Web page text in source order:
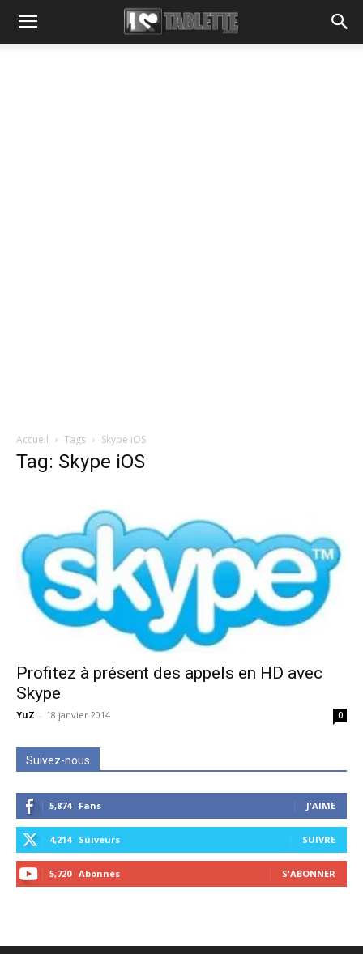
Accueil Tags Skype iOS
Tag: Skype iOS
Profitez à présent des appels en HD avec
Skype
YuZ - 18 janvier 2014 0
Suivez-nous
5,874 Fans J'AIME
4,214 Suiveurs SUIVRE
5,720 Abonnés S'ABONNER